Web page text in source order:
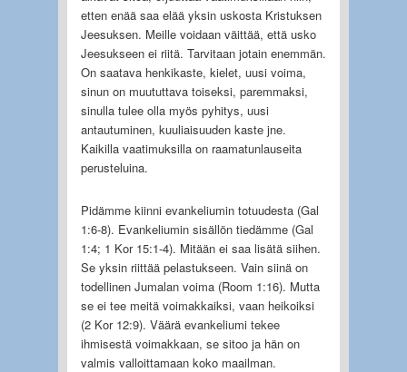
etten enää saa elää yksin uskosta Kristuksen
Jeesuksen. Meille voidaan väittää, että usko
Jeesukseen ei riitä. Tarvitaan jotain enemmän.
On saatava henkikaste, kielet, uusi voima,
sinun on muututtava toiseksi, paremmaksi,
sinulla tulee olla myös pyhitys, uusi
antautuminen, kuuliaisuuden kaste jne.
Kaikilla vaatimuksilla on raamatunlauseita
perusteluina.
Pidämme kiinni evankeliumin totuudesta (Gal
1:6-8). Evankeliumin sisällön tiedämme (Gal
1:4; 1 Kor 15:1-4). Mitään ei saa lisätä siihen.
Se yksin riittää pelastukseen. Vain siinä on
todellinen Jumalan voima (Room 1:16). Mutta
se ei tee meitä voimakkaiksi, vaan heikoiksi
(2 Kor 12:9). Väärä evankeliumi tekee
ihmisestä voimakkaan, se sitoo ja hän on
valmis valloittamaan koko maailman.